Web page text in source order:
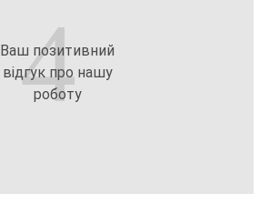
4
Ваш позитивний
відгук про нашу
роботу